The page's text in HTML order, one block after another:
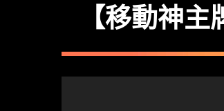
【移動神